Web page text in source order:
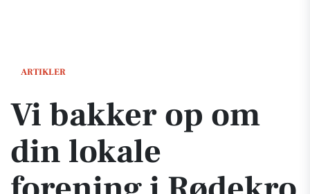
ARTIKLER
Vi bakker op om din lokale forening i Rødekro
Vi bakker op om
din lokale